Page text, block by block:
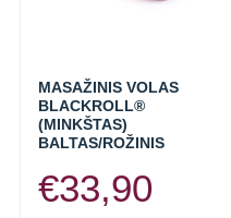
MASAŽINIS VOLAS
BLACKROLL®
(MINKŠTAS)
BALTAS/ROŽINIS
€33,90